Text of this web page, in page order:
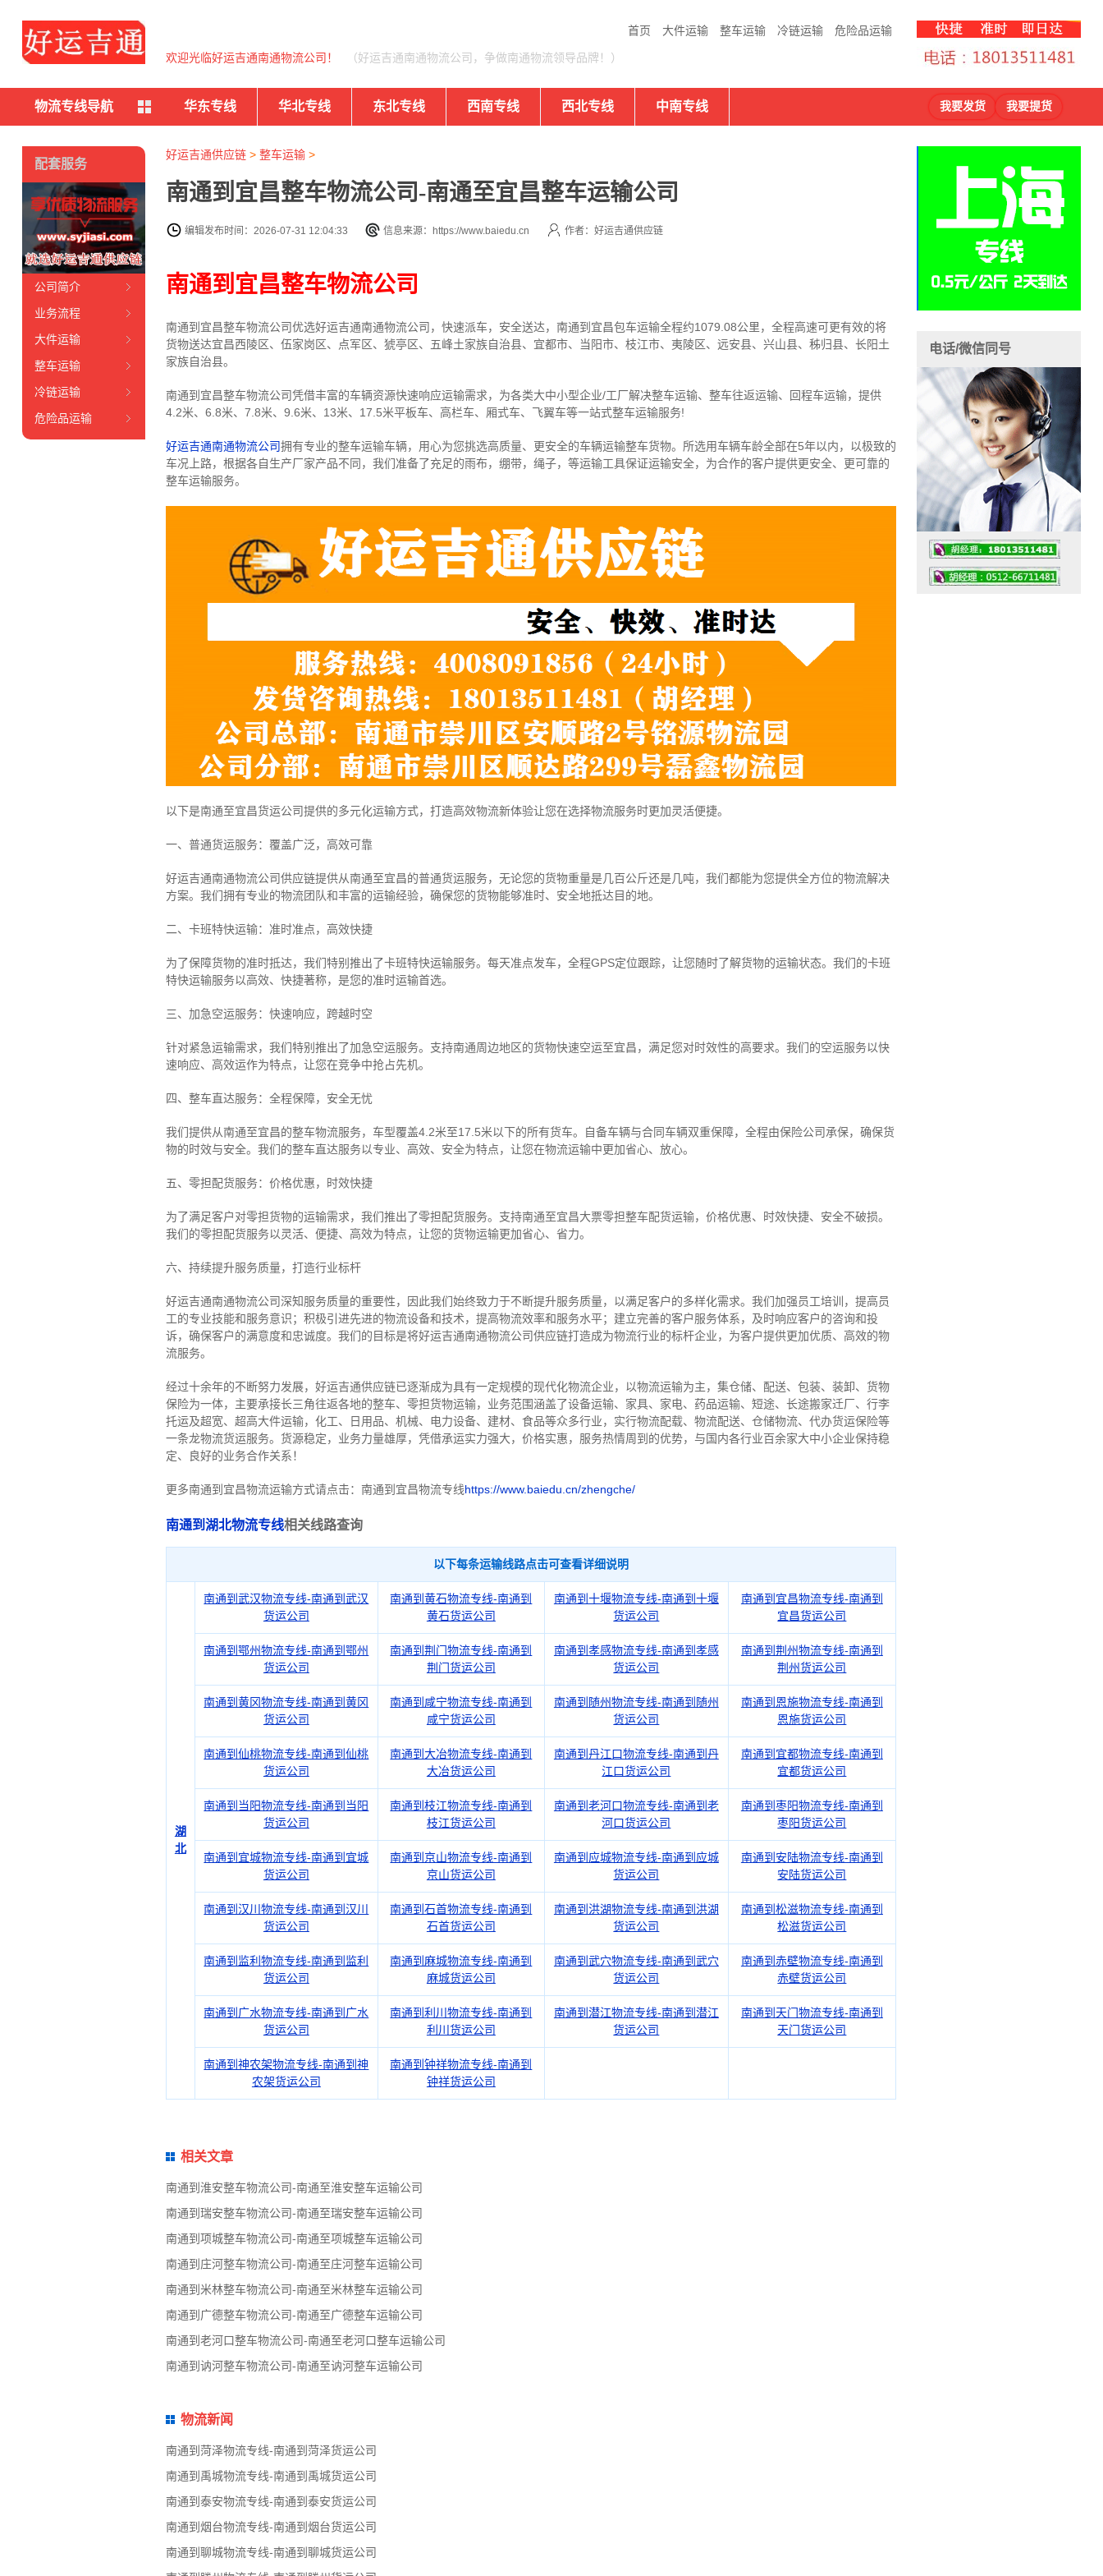
首页 大件运输 整车运输 冷链运输 危险品运输
欢迎光临好运吉通南通物流公司！ （好运吉通南通物流公司，争做南通物流领导品牌！）
物流专线导航 华东专线 华北专线 东北专线 西南专线 西北专线 中南专线 我要发货 我要提货
好运吉通供应链> 整车运输>
南通到宜昌整车物流公司-南通至宜昌整车运输公司
编辑发布时间：2026-07-31 12:04:33 信息来源：https://www.baiedu.cn 作者：好运吉通供应链
南通到宜昌整车物流公司
南通到宜昌整车物流公司优选好运吉通南通物流公司，快速派车，安全送达，南通到宜昌包车运输全程约1079.08公里，全程高速可更有效的将
货物送达宜昌西陵区、伍家岗区、点军区、猇亭区、五峰土家族自治县、宜都市、当阳市、枝江市、夷陵区、远安县、兴山县、秭归县、长阳土
家族自治县。
南通到宜昌整车物流公司凭借丰富的车辆资源快速响应运输需求，为各类大中小型企业/工厂解决整车运输、整车往返运输、回程车运输， 提供
4.2米、6.8米、7.8米、9.6米、13米、17.5米平板车、高栏车、厢式车、飞翼车等一站式整车运输服务!
好运吉通南通物流公司拥有专业的整车运输车辆，用心为您挑选高质量、更安全的车辆运输整车货物。所选用车辆车龄全部在5年以内，以极致的
车况上路，根据各自生产厂家产品不同，我们准备了充足的雨布，绷带，绳子，等运输工具保证运输安全，为合作的客户提供更安全、更可靠的
整车运输服务。
以下是南通至宜昌货运公司提供的多元化运输方式，打造高效物流新体验让您在选择物流服务时更加灵活便捷。
一、普通货运服务：覆盖广泛，高效可靠
好运吉通南通物流公司供应链提供从南通至宜昌的普通货运服务，无论您的货物重量是几百公斤还是几吨，我们都能为您提供全方位的物流解决
方案。我们拥有专业的物流团队和丰富的运输经验，确保您的货物能够准时、安全地抵达目的地。
二、卡班特快运输：准时准点，高效快捷
为了保障货物的准时抵达，我们特别推出了卡班特快运输服务。每天准点发车，全程GPS定位跟踪，让您随时了解货物的运输状态。我们的卡班
特快运输服务以高效、快捷著称，是您的准时运输首选。
三、加急空运服务：快速响应，跨越时空
针对紧急运输需求，我们特别推出了加急空运服务。支持南通周边地区的货物快速空运至宜昌，满足您对时效性的高要求。我们的空运服务以快
速响应、高效运作为特点，让您在竞争中抢占先机。
四、整车直达服务：全程保障，安全无忧
我们提供从南通至宜昌的整车物流服务，车型覆盖4.2米至17.5米以下的所有货车。自备车辆与合同车辆双重保障，全程由保险公司承保，确保货
物的时效与安全。我们的整车直达服务以专业、高效、安全为特点，让您在物流运输中更加省心、放心。
五、零担配货服务：价格优惠，时效快捷
为了满足客户对零担货物的运输需求，我们推出了零担配货服务。支持南通至宜昌大票零担整车配货运输，价格优惠、时效快捷、安全不破损。
我们的零担配货服务以灵活、便捷、高效为特点，让您的货物运输更加省心、省力。
六、持续提升服务质量，打造行业标杆
好运吉通南通物流公司深知服务质量的重要性，因此我们始终致力于不断提升服务质量，以满足客户的多样化需求。我们加强员工培训，提高员
工的专业技能和服务意识；积极引进先进的物流设备和技术，提高物流效率和服务水平；建立完善的客户服务体系，及时响应客户的咨询和投
诉，确保客户的满意度和忠诚度。我们的目标是将好运吉通南通物流公司供应链打造成为物流行业的标杆企业，为客户提供更加优质、高效的物
流服务。
经过十余年的不断努力发展，好运吉通供应链已逐渐成为具有一定规模的现代化物流企业，以物流运输为主，集仓储、配送、包装、装卸、货物
保险为一体，主要承接长三角往返各地的整车、零担货物运输，业务范围涵盖了设备运输、家具、家电、药品运输、短途、长途搬家迁厂、行李
托运及超宽、超高大件运输，化工、日用品、机械、电力设备、建材、食品等众多行业，实行物流配载、物流配送、仓储物流、代办货运保险等
一条龙物流货运服务。货源稳定，业务力量雄厚，凭借承运实力强大，价格实惠，服务热情周到的优势，与国内各行业百余家大中小企业保持稳
定、良好的业务合作关系！
更多南通到宜昌物流运输方式请点击：南通到宜昌物流专线https://www.baiedu.cn/zhengche/
南通到湖北物流专线相关线路查询
以下每条运输线路点击可查看详细说明
湖
北
南通到武汉物流专线-南通到武汉
货运公司
南通到黄石物流专线-南通到
黄石货运公司
南通到十堰物流专线-南通到十堰
货运公司
南通到宜昌物流专线-南通到
宜昌货运公司
南通到鄂州物流专线-南通到鄂州
货运公司
南通到荆门物流专线-南通到
荆门货运公司
南通到孝感物流专线-南通到孝感
货运公司
南通到荆州物流专线-南通到
荆州货运公司
南通到黄冈物流专线-南通到黄冈
货运公司
南通到咸宁物流专线-南通到
咸宁货运公司
南通到随州物流专线-南通到随州
货运公司
南通到恩施物流专线-南通到
恩施货运公司
南通到仙桃物流专线-南通到仙桃
货运公司
南通到大冶物流专线-南通到
大冶货运公司
南通到丹江口物流专线-南通到丹
江口货运公司
南通到宜都物流专线-南通到
宜都货运公司
南通到当阳物流专线-南通到当阳
货运公司
南通到枝江物流专线-南通到
枝江货运公司
南通到老河口物流专线-南通到老
河口货运公司
南通到枣阳物流专线-南通到
枣阳货运公司
南通到宜城物流专线-南通到宜城
货运公司
南通到京山物流专线-南通到
京山货运公司
南通到应城物流专线-南通到应城
货运公司
南通到安陆物流专线-南通到
安陆货运公司
南通到汉川物流专线-南通到汉川
货运公司
南通到石首物流专线-南通到
石首货运公司
南通到洪湖物流专线-南通到洪湖
货运公司
南通到松滋物流专线-南通到
松滋货运公司
南通到监利物流专线-南通到监利
货运公司
南通到麻城物流专线-南通到
麻城货运公司
南通到武穴物流专线-南通到武穴
货运公司
南通到赤壁物流专线-南通到
赤壁货运公司
南通到广水物流专线-南通到广水
货运公司
南通到利川物流专线-南通到
利川货运公司
南通到潜江物流专线-南通到潜江
货运公司
南通到天门物流专线-南通到
天门货运公司
南通到神农架物流专线-南通到神
农架货运公司
南通到钟祥物流专线-南通到
钟祥货运公司
相关文章
南通到淮安整车物流公司-南通至淮安整车运输公司
南通到瑞安整车物流公司-南通至瑞安整车运输公司
南通到项城整车物流公司-南通至项城整车运输公司
南通到庄河整车物流公司-南通至庄河整车运输公司
南通到米林整车物流公司-南通至米林整车运输公司
南通到广德整车物流公司-南通至广德整车运输公司
南通到老河口整车物流公司-南通至老河口整车运输公司
南通到讷河整车物流公司-南通至讷河整车运输公司
物流新闻
南通到菏泽物流专线-南通到菏泽货运公司
南通到禹城物流专线-南通到禹城货运公司
南通到泰安物流专线-南通到泰安货运公司
南通到烟台物流专线-南通到烟台货运公司
南通到聊城物流专线-南通到聊城货运公司
配套服务
公司简介
业务流程
大件运输
整车运输
冷链运输
危险品运输
电话/微信同号